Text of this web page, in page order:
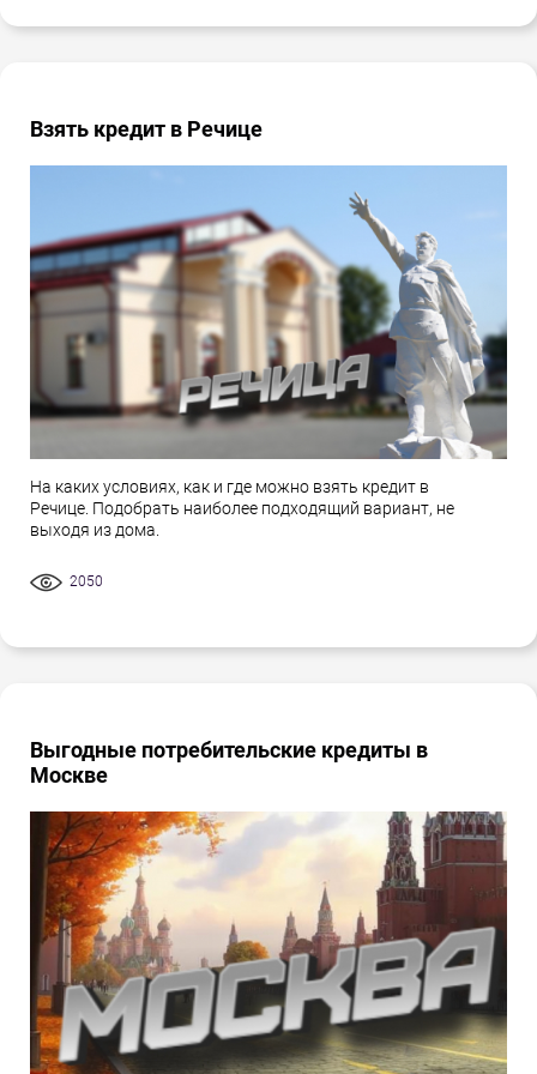
Взять кредит в Речице
На каких условиях, как и где можно взять кредит в
Речице. Подобрать наиболее подходящий вариант, не
выходя из дома.
2050
Выгодные потребительские кредиты в
Москве